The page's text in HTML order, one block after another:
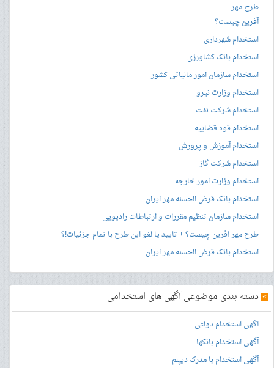
طرح مهر
آفرین چیست؟
استخدام شهرداری
استخدام بانک کشاورزی
استخدام سازمان امور مالیاتی کشور
استخدام وزارت نیرو
استخدام شرکت نفت
استخدام قوه قضاییه
استخدام آموزش و پرورش
استخدام شرکت گاز
استخدام وزارت امور خارجه
استخدام بانک قرض الحسنه مهر ایران
استخدام سازمان تنظیم مقررات و ارتباطات رادیویی
طرح مهر آفرین چیست؟ + تایید یا لغو این طرح با تمام جزئیات!؟
استخدام بانک قرض الحسنه مهر ایران
» دسته بندی موضوعی آگهی های استخدامی
آگهی استخدام دولتی
آگهی استخدام بانکها
آگهی استخدام با مدرک دیپلم